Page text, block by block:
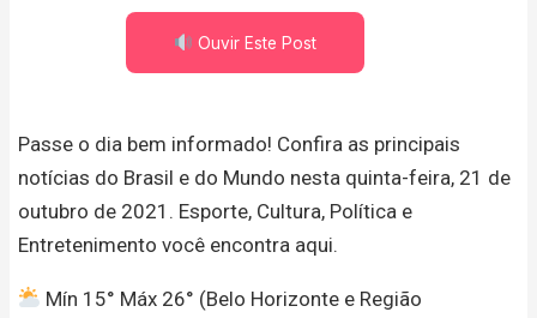
Ouvir Este Post
Passe o dia bem informado! Confira as principais
notícias do Brasil e do Mundo nesta quinta-feira, 21 de
outubro de 2021. Esporte, Cultura, Política e
Entretenimento você encontra aqui.
Mín 15° Máx 26° (Belo Horizonte e Região